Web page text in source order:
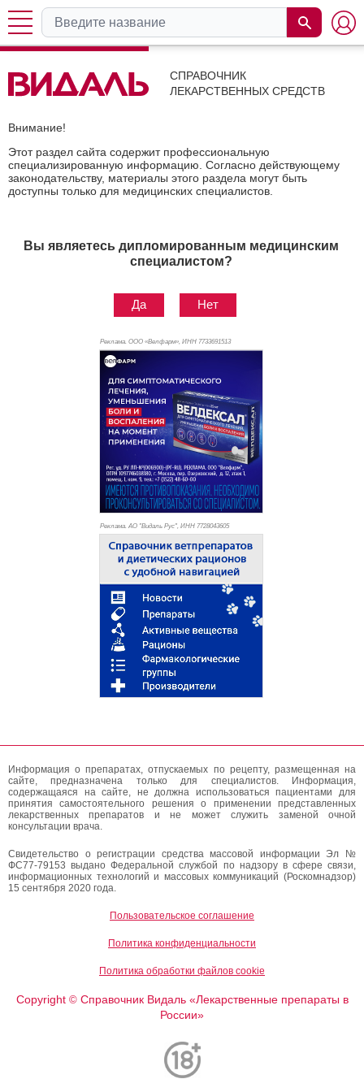
СПРАВОЧНИК
ЛЕКАРСТВЕННЫХ СРЕДСТВ
Внимание!
Этот раздел сайта содержит профессиональную
специализированную информацию. Согласно действующему
законодательству, материалы этого раздела могут быть
доступны только для медицинских специалистов.
Вы являетесь дипломированным медицинским
специалистом?
Да Нет
Реклама. ООО «Велфарм», ИНН 7733691513
Реклама. АО "Видаль Рус", ИНН 7728043605
Информация о препаратах, отпускаемых по рецепту, размещенная на
сайте, предназначена только для специалистов. Информация,
содержащаяся на сайте, не должна использоваться пациентами для
принятия самостоятельного решения о применении представленных
лекарственных препаратов и не может служить заменой очной
консультации врача.
Свидетельство о регистрации средства массовой информации Эл №
ФС77-79153 выдано Федеральной службой по надзору в сфере связи,
информационных технологий и массовых коммуникаций (Роскомнадзор)
15 сентября 2020 года.
Пользовательское соглашение
Политика конфиденциальности
Политика обработки файлов cookie
Copyright ©Справочник Видаль «Лекарственные препараты в
России»